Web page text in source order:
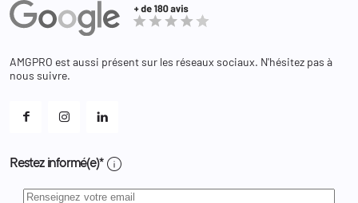
Equipements
Bagagerie
Adresses
Bons de réduction
Changer votre mot de passe ?
Et les cookies ?
AMGPRO est aussi présent sur les réseaux sociaux. N'hésitez pas à
nous suivre.
Restez informé(e)* info